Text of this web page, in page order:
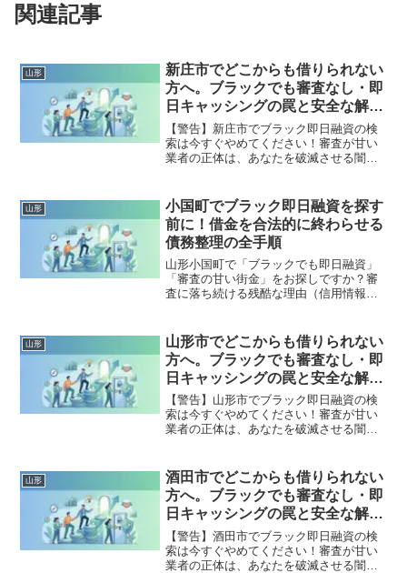
関連記事
山形
新庄市でどこからも借りられない
方へ。ブラックでも審査なし・即
日キャッシングの罠と安全な解決
策
【警告】新庄市でブラック即日融資の検
索は今すぐやめてください！審査が甘い
業者の正体は、あなたを破滅させる闇金
市で違法業者を避け、借金地獄から抜け
出した方々の実体験と確実な解決策を完
全公開。
山形
小国町でブラック即日融資を探す
前に！借金を合法的に終わらせる
債務整理の全手順
山形小国町で「ブラックでも即日融資」
「審査の甘い街金」をお探しですか？審
査に落ち続ける残酷な理由（信用情報と
底解説。多重債務の地獄から抜け出し、
合法的に借金を減額・免除する「債務整
理」の正しい知識と、今すぐ督促を止め
る無料相談窓口をご案内します。
山形
山形市でどこからも借りられない
方へ。ブラックでも審査なし・即
日キャッシングの罠と安全な解決
策
【警告】山形市でブラック即日融資の検
索は今すぐやめてください！審査が甘い
業者の正体は、あなたを破滅させる闇金
市で違法業者を避け、借金地獄から抜け
出した方々の実体験と確実な解決策を完
全公開。
山形
酒田市でどこからも借りられない
方へ。ブラックでも審査なし・即
日キャッシングの罠と安全な解決
策
【警告】酒田市でブラック即日融資の検
索は今すぐやめてください！審査が甘い
業者の正体は、あなたを破滅させる闇金